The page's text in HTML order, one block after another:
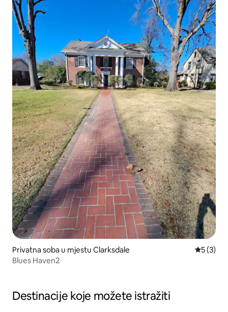
Privatna soba u mjestu Clarksdale
5 (3)
Blues Haven2
Destinacije koje možete istražiti